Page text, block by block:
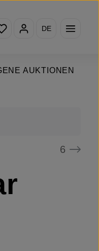
Du hast 0 Produkte auf
DE
AUKTIONEN
6